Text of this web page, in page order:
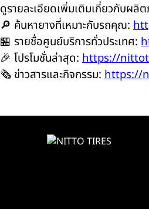
ดูรายละเอียดเพิ่มเติมเกี่ยวกับผ
🔎 ค้นหายางที่เหมาะกับรถคุณ:
🏪 รายชื่อศูนย์บริการทั่วประเทศ:
🎉 โปรโมชั่นล่าสุด: https://
🗞️ ข่าวสารและกิจกรรม: https://